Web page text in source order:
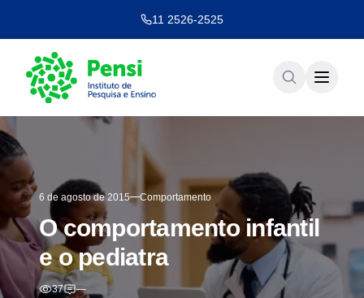
11 2526-2525
6 de agosto de 2015 Comportamento
O comportamento infantil
e o pediatra
37 —